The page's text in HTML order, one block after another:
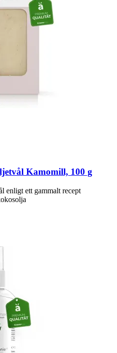
Kamomill, 100 g
enligt ett gammalt recept